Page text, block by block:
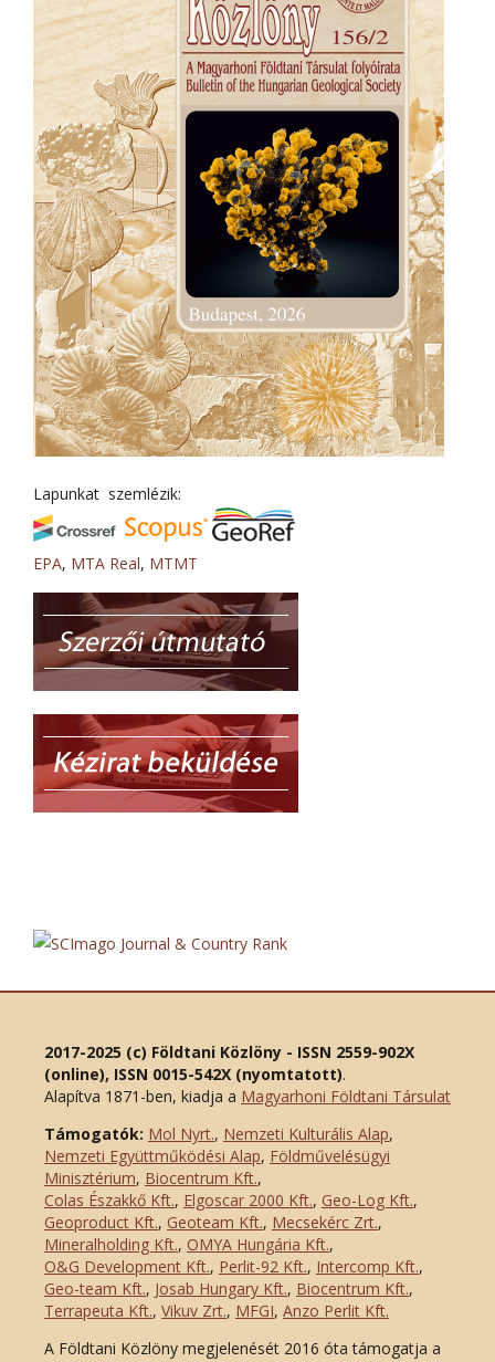
Lapunkat szemlézik:
EPA, MTA Real, MTMT
2017-2025 (c) Földtani Közlöny - ISSN 2559-902X
(online), ISSN 0015-542X (nyomtatott).
Alapítva 1871-ben, kiadja a Magyarhoni Földtani Társulat
Támogatók: Mol Nyrt., Nemzeti Kulturális Alap,
Nemzeti Együttműködési Alap, Földművelésügyi
Minisztérium, Biocentrum Kft.,
Colas Északkő Kft., Elgoscar 2000 Kft., Geo-Log Kft.,
Geoproduct Kft., Geoteam Kft., Mecsekérc Zrt.,
Mineralholding Kft., OMYA Hungária Kft.,
O&G Development Kft., Perlit-92 Kft., Intercomp Kft.,
Geo-team Kft., Josab Hungary Kft., Biocentrum Kft.,
Terrapeuta Kft., Vikuv Zrt., MFGI, Anzo Perlit Kft.
A Földtani Közlöny megjelenését 2016 óta támogatja a